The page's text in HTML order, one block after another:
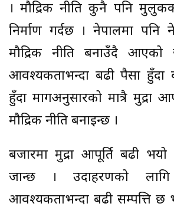
। मौद्रिक नीति कुनै पनि
निर्माण गर्दछ । नेपालमा पनि
मौद्रिक नीति बनाउँदै
आवश्यकताभन्दा बढी पैसा
हुँदा मागअनुसारको मात्रै मुद्रा
मौद्रिक नीति बनाइन्छ ।
बजारमा मुद्रा आपूर्ति बढी
जान्छ । उदाहरणको
आवश्यकताभन्दा बढी